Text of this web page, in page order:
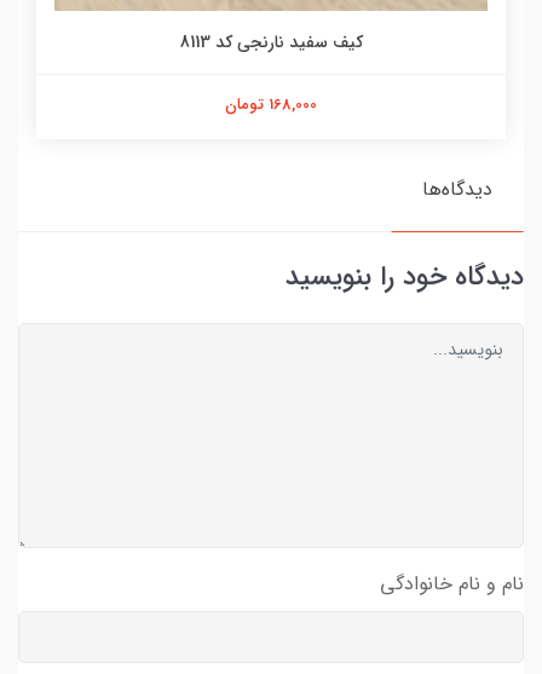
کیف سفید نارنجی کد 8113
168,000 تومان
دیدگاه‌ها
دیدگاه خود را بنویسید
نام و نام خانوادگی